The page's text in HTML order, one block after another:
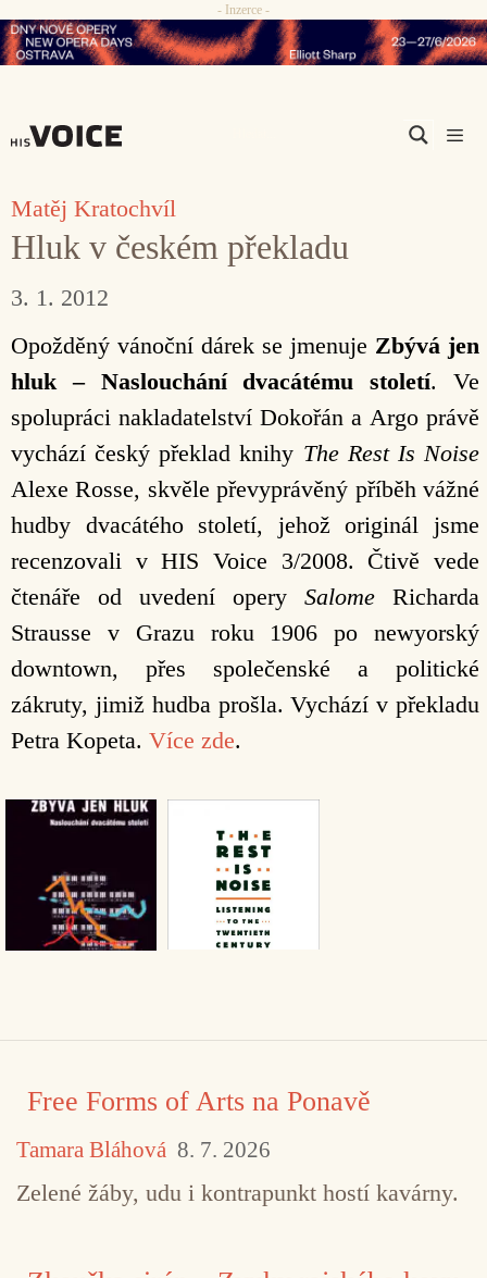
Přeskočit
na
- Inzerce -
Matěj Kratochvíl
Hluk v českém překladu
3. 1. 2012
Opožděný vánoční dárek se jmenuje Zbývá jen
hluk – Naslouchání dvacátému století. Ve
spolupráci nakladatelství Dokořán a Argo právě
vychází český překlad knihy The Rest Is Noise
Alexe Rosse, skvěle převyprávěný příběh vážné
hudby dvacátého století, jehož originál jsme
recenzovali v HIS Voice 3/2008. Čtivě vede
čtenáře od uvedení opery Salome Richarda
Strausse v Grazu roku 1906 po newyorský
downtown, přes společenské a politické
zákruty, jimiž hudba prošla. Vychází v překladu
Petra Kopeta. Více zde.
Free Forms of Arts na Ponavě
Tamara Bláhová 8. 7. 2026
Zelené žáby, udu i kontrapunkt hostí kavárny.